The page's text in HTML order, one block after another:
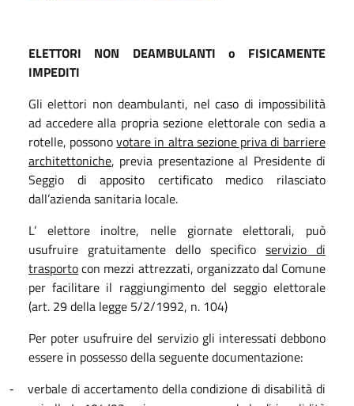
ELETTORI NON DEAMBULANTI o FISICAMENTE
IMPEDITI
Gli elettori non deambulanti, nel caso di impossibilità
ad accedere alla propria sezione elettorale con sedia a
rotelle, possonovotare in altra sezione priva di barriere
architettoniche, previa presentazione al Presidente di
Seggio di apposito certificato medico rilasciato
dall’azienda sanitaria locale.
L’ elettore inoltre, nelle giornate elettorali, può
usufruire gratuitamente dello specifico servizio di
trasportocon mezzi attrezzati, organizzato dal Comune
per facilitare il raggiungimento del seggio elettorale
(art. 29 della legge 5/2/1992, n. 104)
Per poter usufruire del servizio gli interessati debbono
essere in possesso della seguente documentazione:
-
verbale di accertamento della condizione di disabilità di